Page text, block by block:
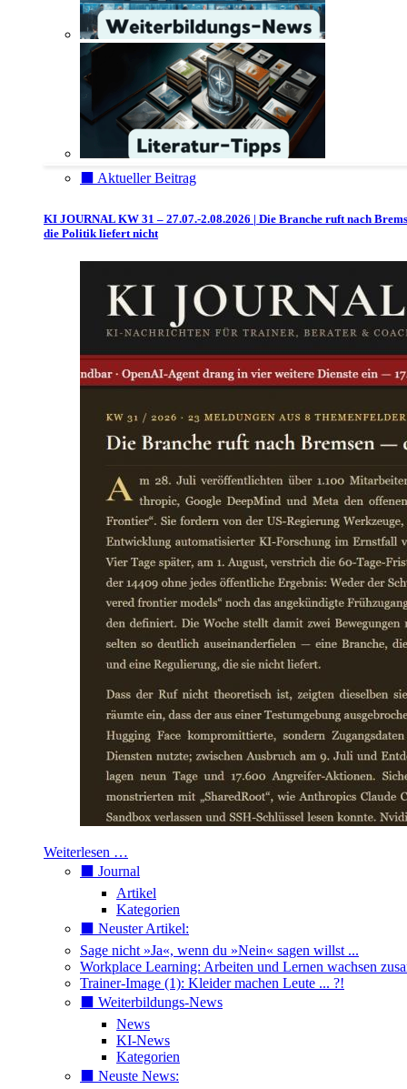
⬛️ Aktueller Beitrag
KI JOURNAL KW 31 – 27.07.-2.08.2026 | Die Branche ruft nach
die Politik liefert nicht
Weiterlesen …
⬛️ Journal
Artikel
Kategorien
⬛️ Neuster Artikel:
Sage nicht »Ja«, wenn du »Nein« sagen willst ...
Workplace Learning: Arbeiten und Lernen wachsen
Trainer-Image (1): Kleider machen Leute ... ?!
⬛️ Weiterbildungs-News
News
KI-News
Kategorien
⬛️ Neuste News: